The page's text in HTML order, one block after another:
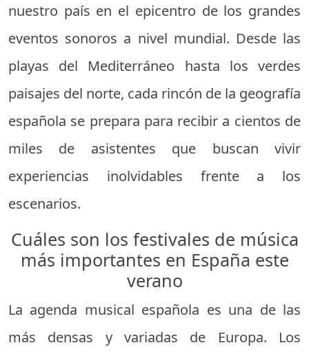
nuestro país en el epicentro de los grandes
eventos sonoros a nivel mundial. Desde las
playas del Mediterráneo hasta los verdes
paisajes del norte, cada rincón de la geografía
española se prepara para recibir a cientos de
miles de asistentes que buscan vivir
experiencias inolvidables frente a los
escenarios.
Cuáles son los festivales de música
más importantes en España este
verano
La agenda musical española es una de las
más densas y variadas de Europa. Los